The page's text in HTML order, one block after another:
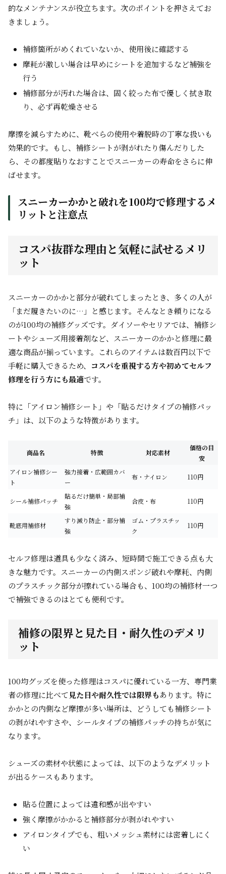
的なメンテナンスが役立ちます。次のポイントを押さえてお
きましょう。
補修箇所がめくれていないか、使用後に確認する
摩耗が激しい場合は早めにシートを追加するなど補強を
行う
補修部分が汚れた場合は、固く絞った布で優しく拭き取
り、必ず再乾燥させる
摩擦を減らすために、靴べらの使用や着脱時の丁寧な扱いも
効果的です。もし、補修シートが剥がれたり傷んだりした
ら、その都度貼りなおすことでスニーカーの寿命をさらに伸
ばせます。
スニーカーかかと破れを100均で修理するメ
リットと注意点
コスパ抜群な理由と気軽に試せるメリ
ット
スニーカーのかかと部分が破れてしまったとき、多くの人が
「まだ履きたいのに…」と感じます。そんなとき頼りになる
のが100均の補修グッズです。ダイソーやセリアでは、補修シ
ートやシューズ用接着剤など、スニーカーのかかと修理に最
適な商品が揃っています。これらのアイテムは数百円以下で
手軽に購入できるため、 コスパを重視する方や初めてセルフ
修理を行う方にも最適です。
特に「アイロン補修シート」や「貼るだけタイプの補修パッ
チ」は、以下のような特徴があります。
商品名 特徴 対応素材
価格の目
安
アイロン補修シー
ト
強力接着・広範囲カバ
ー
布・ナイロン 110円
シール補修パッチ
貼るだけ簡単・局部補
強
合皮・布 110円
靴底用補修材
すり減り防止・部分補
強
ゴム・プラスチッ
ク
110円
セルフ修理は道具も少なく済み、短時間で施工できる点も大
きな魅力です。スニーカーの内側スポンジ破れや摩耗、内側
のプラスチック部分が擦れている場合も、100均の補修材一つ
で補強できるのはとても便利です。
補修の限界と見た目・耐久性のデメリ
ット
100均グッズを使った修理はコスパに優れている一方、専門業
者の修理に比べて見た目や耐久性では限界もあります。特に
かかとの内側など摩擦が多い場所は、どうしても補修シート
の剥がれやすさや、シールタイプの補修パッチの持ちが気に
なります。
シューズの素材や状態によっては、以下のようなデメリット
が出るケースもあります。
貼る位置によっては違和感が出やすい
強く摩擦がかかると補修部分が剥がれやすい
アイロンタイプでも、粗いメッシュ素材には密着しにく
い